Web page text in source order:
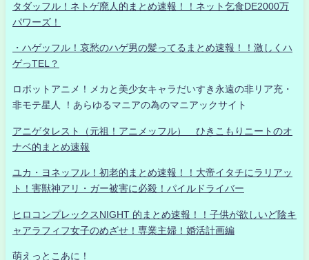
タダッフル！ネトゲ廃人的まとめ速報！！ネット乞食DE2000万
パワーズ！
・ハゲッフル！哀愁のハゲ男の髪ってるまとめ速報！！激しくハ
ゲっTEL？
ロボットアニメ！メカと美少女キャラだいすき永遠の非リア充・
非モテ星人 ！あらゆるマニアの為のマニアックサイト
アニゲタレスト（元祖！アニメッフル） ひきこもりニートのオ
ナベ的まとめ速報
ユカ・ヨネッフル！初老的まとめ速報！！大帝イタチにラリアッ
ト！害獣神アリ・ガー被害に必殺！パイルドライバー
ヒロコンプレックスNIGHT 的まとめ速報！！子供が欲しいど陰キ
ャアラフィフ女子のめざせ！専業主婦！婚活計画編
萌えっとこあに！